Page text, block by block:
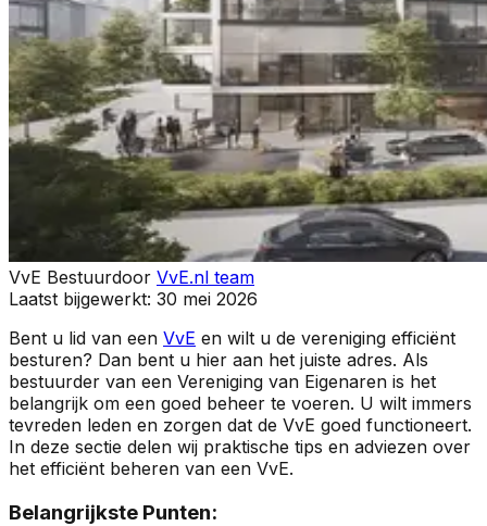
VvE Bestuurdoor VvE.nl team
Laatst bijgewerkt: 30 mei 2026
Bent u lid van een VvE en wilt u de vereniging efficiënt
besturen? Dan bent u hier aan het juiste adres. Als
bestuurder van een Vereniging van Eigenaren is het
belangrijk om een goed beheer te voeren. U wilt immers
tevreden leden en zorgen dat de VvE goed functioneert.
In deze sectie delen wij praktische tips en adviezen over
het efficiënt beheren van een VvE.
Belangrijkste Punten: